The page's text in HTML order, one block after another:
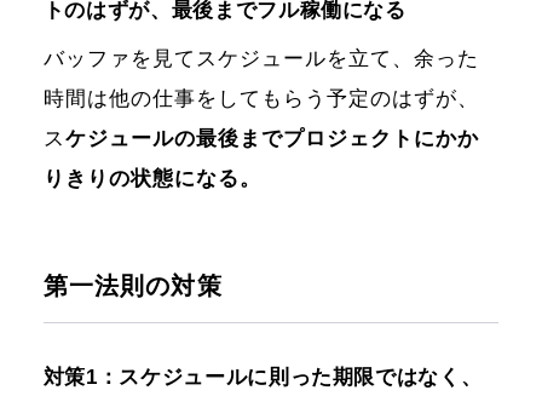
トのはずが、最後までフル稼働になる
バッファを見てスケジュールを立て、余った
時間は他の仕事をしてもらう予定のはずが、
ス ケジュールの最後までプロジェクトにかか
りきりの状態になる。
第一法則の対策
対策1：スケジュールに則った期限ではなく、